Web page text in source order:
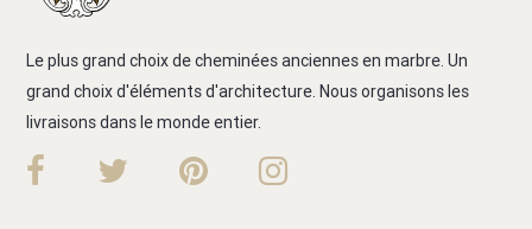
Le plus grand choix de cheminées anciennes en marbre. Un
grand choix d'éléments d'architecture. Nous organisons les
livraisons dans le monde entier.